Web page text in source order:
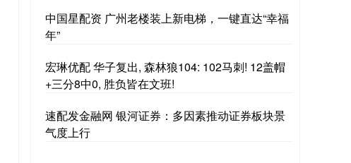
中国星配资 广州老楼装上新电梯，一键直达“幸福
年”
宏琳优配 华子复出, 森林狼104: 102马刺! 12盖帽
+三分8中0, 胜负皆在文班!
速配发金融网 银河证券：多因素推动证券板块景
气度上行